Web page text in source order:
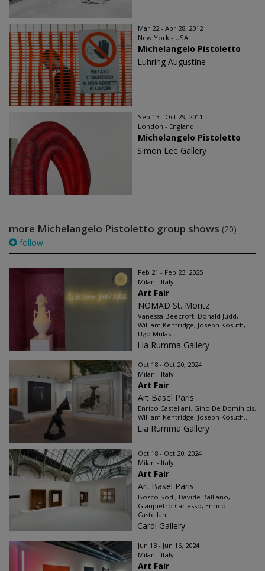
Mar 22 - Apr 28, 2012
New York - USA
Michelangelo Pistoletto
Luhring Augustine
Sep 13 - Oct 29, 2011
London - England
Michelangelo Pistoletto
Simon Lee Gallery
more Michelangelo Pistoletto group shows (20)
follow
Feb 21 - Feb 23, 2025
Milan - Italy
Art Fair
NOMAD St. Moritz
Vanessa Beecroft, Donald Judd,
William Kentridge, Joseph Kosuth,
Ugo Mulas...
Lia Rumma Gallery
Oct 18 - Oct 20, 2024
Milan - Italy
Art Fair
Art Basel Paris
Enrico Castellani, Gino De Dominicis,
William Kentridge, Joseph Kosuth...
Lia Rumma Gallery
Oct 18 - Oct 20, 2024
Milan - Italy
Art Fair
Art Basel Paris
Bosco Sodi, Davide Balliano,
Gianpietro Carlesso, Enrico
Castellani...
Cardi Gallery
Jun 13 - Jun 16, 2024
Milan - Italy
Art Fair